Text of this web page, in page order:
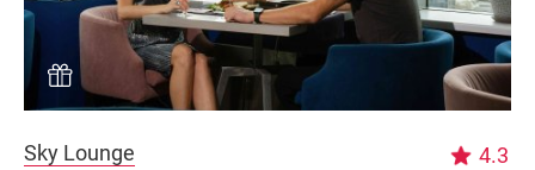
Menunsk.ru
Sky Lounge 4.3